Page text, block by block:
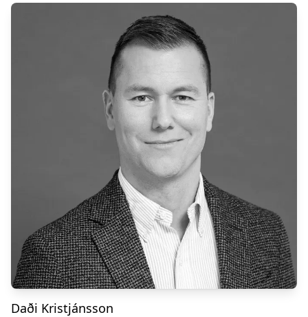
Daði Kristjánsson